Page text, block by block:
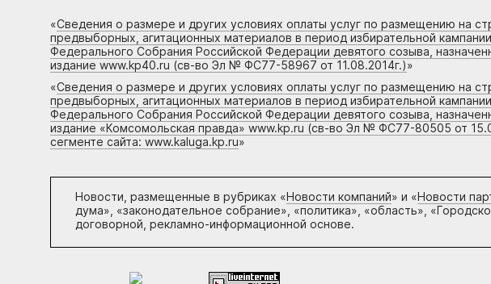
«Сведения о размере и других условиях оплаты услуг по размещению на
предвыборных, агитационных материалов в период избирательной
Федерального Собрания Российской Федерации девятого созыва,
издание www.kp40.ru (св-во Эл № ФС77-58967 от 11.08.2014г.)»
«Сведения о размере и других условиях оплаты услуг по размещению на
предвыборных, агитационных материалов в период избирательной
Федерального Собрания Российской Федерации девятого созыва,
издание «Комсомольская правда» www.kp.ru (св-во Эл № ФС77-80505 от
сегменте сайта: www.kaluga.kp.ru»
Новости, размещенные в рубриках «Новости компаний» и «Новости
дума», «законодательное собрание», «политика», «область»,
договорной, рекламно-информационной основе.